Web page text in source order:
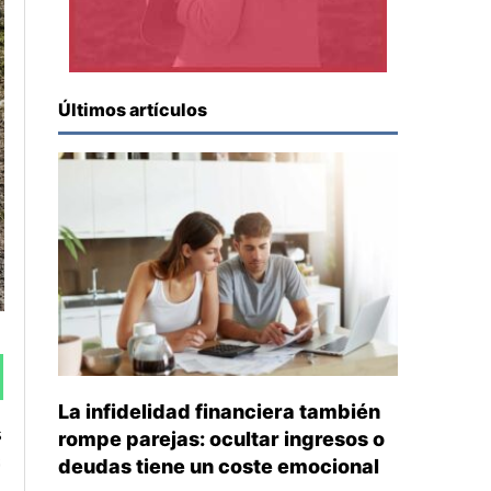
Últimos artículos
La infidelidad financiera también
rompe parejas: ocultar ingresos o
deudas tiene un coste emocional